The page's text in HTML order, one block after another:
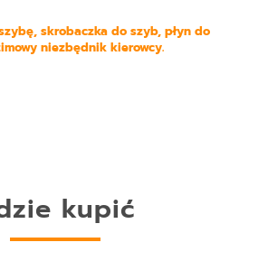
skrobaczka do szyb, płyn do
niezbędnik kierowcy.
kupić